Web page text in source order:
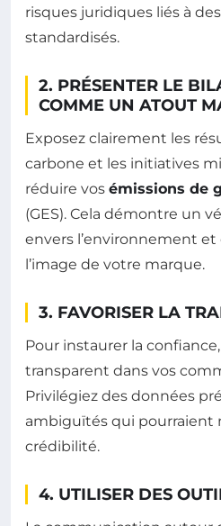
risques juridiques liés à
standardisés.
2. PRÉSENTER LE
COMME UN ATOUT
Exposez clairement les
carbone et les initiatives
réduire vos émissions de
(GES). Cela démontre un
envers l’environnement
l’image de votre marque.
3. FAVORISER LA
Pour instaurer la
transparent dans vos
Privilégiez des données
ambiguïtés qui pourraient
crédibilité.
4. UTILISER DES